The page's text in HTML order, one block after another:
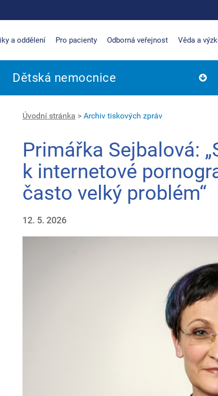
a oddělení Pro pacienty Odborná veřejnost Věda a
Dětská nemocnice
Úvodní stránka > Archiv tiskových zpráv
Primářka Sejbalová:
k internetové
často velký problém“
12. 5. 2026